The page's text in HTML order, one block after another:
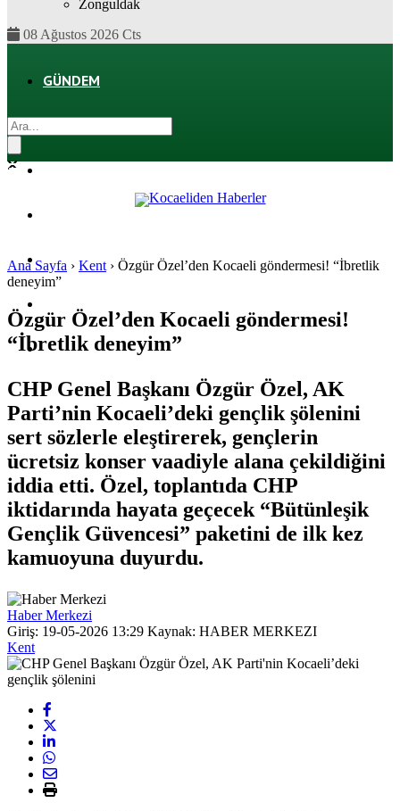
Zonguldak
08 Ağustos 2026 Cts
GÜNDEM
SPOR
SAĞLIK
Ana Sayfa › Kent › Özgür Özel’den Kocaeli göndermesi! “İbretlik
deneyim”
Özgür Özel’den Kocaeli göndermesi!
“İbretlik deneyim”
CHP Genel Başkanı Özgür Özel, AK
Parti’nin Kocaeli’deki gençlik şölenini
sert sözlerle eleştirerek, gençlerin
ücretsiz konser vaadiyle alana çekildiğini
iddia etti. Özel, toplantıda CHP
iktidarında hayata geçecek “Bütünleşik
Gençlik Güvencesi” paketini de ilk kez
kamuoyuna duyurdu.
Haber Merkezi
Giriş: 19-05-2026 13:29 Kaynak: HABER MERKEZI
Kent